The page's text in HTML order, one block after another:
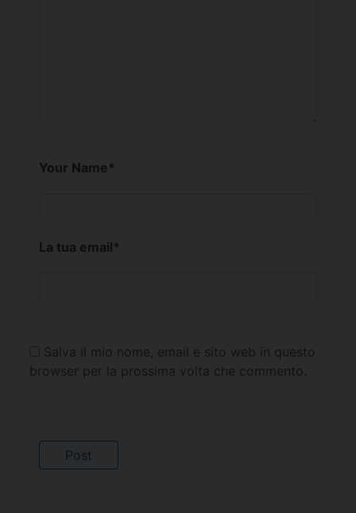
Your Name*
La tua email*
Salva il mio nome, email e sito web in questo
browser per la prossima volta che commento.